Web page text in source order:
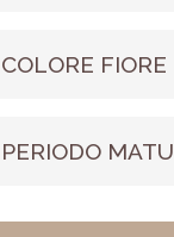
COLORE FIORE
PERIODO